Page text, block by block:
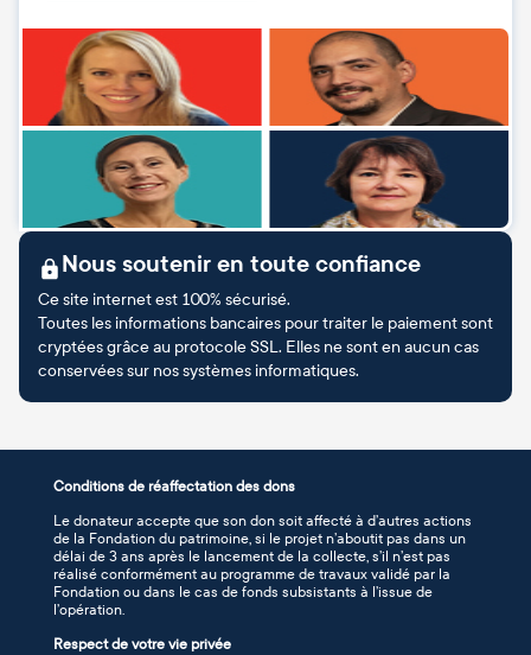
Nous soutenir en toute confiance
Ce site internet est 100% sécurisé.
Toutes les informations bancaires pour traiter le paiement sont
cryptées grâce au protocole SSL. Elles ne sont en aucun cas
conservées sur nos systèmes informatiques.
Conditions de réaffectation des dons
Le donateur accepte que son don soit affecté à d’autres actions
de la Fondation du patrimoine, si le projet n’aboutit pas dans un
délai de 3 ans après le lancement de la collecte, s’il n’est pas
réalisé conformément au programme de travaux validé par la
Fondation ou dans le cas de fonds subsistants à l’issue de
l’opération.
Respect de votre vie privée